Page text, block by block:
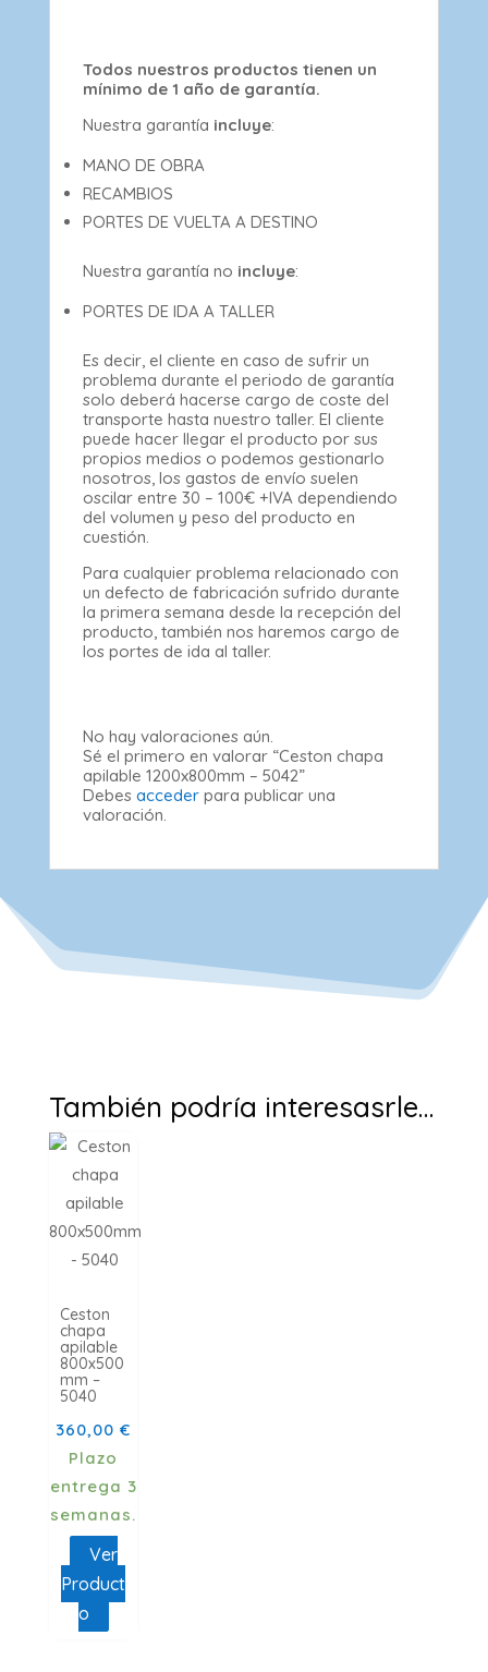
Todos nuestros productos tienen un
mínimo de 1 año de garantía.
Nuestra garantía incluye:
MANO DE OBRA
RECAMBIOS
PORTES DE VUELTA A DESTINO
Nuestra garantía no incluye:
PORTES DE IDA A TALLER
Es decir, el cliente en caso de sufrir un
problema durante el periodo de garantía
solo deberá hacerse cargo de coste del
transporte hasta nuestro taller. El cliente
puede hacer llegar el producto por sus
propios medios o podemos gestionarlo
nosotros, los gastos de envío suelen
oscilar entre 30 – 100€ +IVA dependiendo
del volumen y peso del producto en
cuestión.
Para cualquier problema relacionado con
un defecto de fabricación sufrido durante
la primera semana desde la recepción del
producto, también nos haremos cargo de
los portes de ida al taller.
No hay valoraciones aún.
Sé el primero en valorar “Ceston chapa
apilable 1200x800mm – 5042”
Debes accederpara publicar una
valoración.
También podría interesasrle…
Ceston
chapa
apilable
800x500
mm –
5040
360,00€
Plazo
entrega 3
semanas.
Ver
Product
o